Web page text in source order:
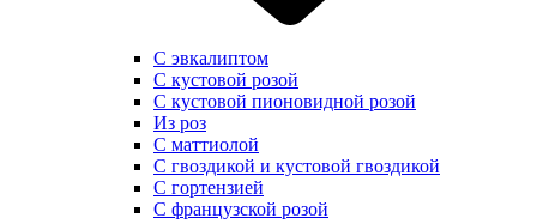
С эвкалиптом
С кустовой розой
С кустовой пионовидной розой
Из роз
С маттиолой
С гвоздикой и кустовой гвоздикой
С гортензией
С французской розой